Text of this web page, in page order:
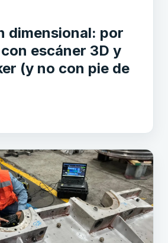
dimensional: por
escáner 3D y
(y no con pie de